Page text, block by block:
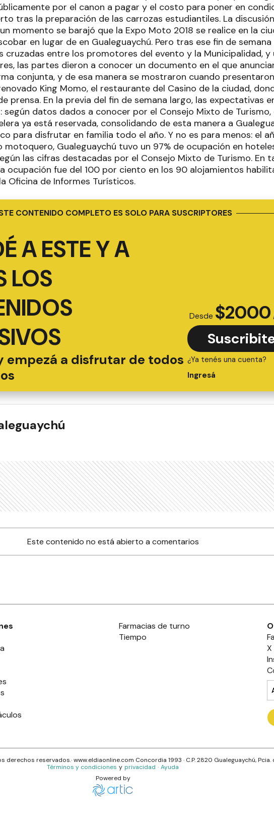
por el canon a pagar y el costo para poner en
tras la preparación de las carrozas estudiantiles. La
momento se barajó que la Expo Moto 2018 se realice en la
en lugar de en Gualeguaychú. Pero tras ese fin de
cruzadas entre los promotores del evento y la Municipalidad, y
las partes dieron a conocer un documento en el que
conjunta, y de esa manera se mostraron cuando
King Momo, el restaurante del Casino de la ciudad,
prensa. En la previa del fin de semana largo, las expectativas
según datos dados a conocer por el Consejo Mixto de Turismo,
ya está reservada, consolidando de esta manera a
para disfrutar en familia todo el año. Y no es para menos: el
Gualeguaychú tuvo un 97% de ocupación en
las cifras destacadas por el Consejo Mixto de Turismo. En
ocupación fue del 100 por ciento en los 90 alojamientos
Oficina de Informes Turísticos.
CONTENIDO COMPLETO ES SOLO PARA SUSCRIPTORES
A ESTE Y A
LOS
empezá a disfrutar de todos
Desde $2000
¿Ya tenés una cuenta?
Ingresá
Este contenido no está abierto a comentarios
Farmacias de turno
Tiempo
X
derechos reservados.· www.eldiaonline.com Concordia 1993 · C.P.2820 Gualeguaychú, Pcia.
Términos y condiciones y privacidad · Ayuda
Powered by